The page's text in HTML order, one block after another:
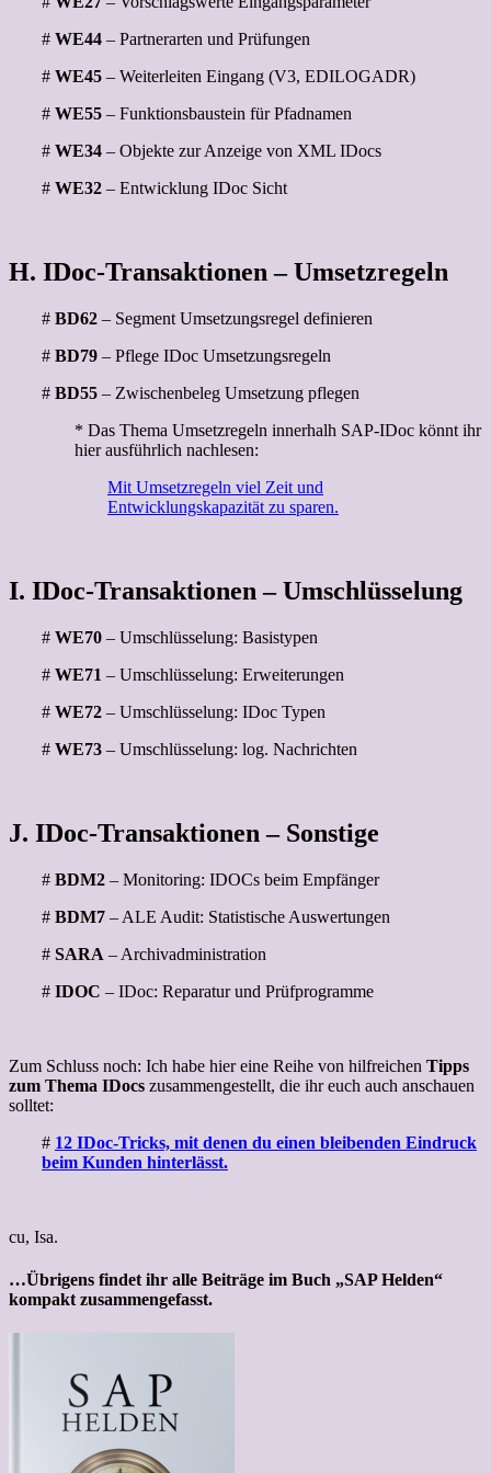
# WE44 – Partnerarten und Prüfungen
# WE45 – Weiterleiten Eingang (V3, EDILOGADR)
# WE55 – Funktionsbaustein für Pfadnamen
# WE34 – Objekte zur Anzeige von XML IDocs
# WE32 – Entwicklung IDoc Sicht
H. IDoc-Transaktionen – Umsetzregeln
# BD62 – Segment Umsetzungsregel definieren
# BD79 – Pflege IDoc Umsetzungsregeln
# BD55 – Zwischenbeleg Umsetzung pflegen
* Das Thema Umsetzregeln innerhalh SAP-IDoc könnt ihr
hier ausführlich nachlesen:
Mit Umsetzregeln viel Zeit und
Entwicklungskapazität zu sparen.
I. IDoc-Transaktionen – Umschlüsselung
# WE70 – Umschlüsselung: Basistypen
# WE71 – Umschlüsselung: Erweiterungen
# WE72 – Umschlüsselung: IDoc Typen
# WE73 – Umschlüsselung: log. Nachrichten
J. IDoc-Transaktionen – Sonstige
# BDM2 – Monitoring: IDOCs beim Empfänger
# BDM7 – ALE Audit: Statistische Auswertungen
# SARA – Archivadministration
# IDOC – IDoc: Reparatur und Prüfprogramme
Zum Schluss noch: Ich habe hier eine Reihe von hilfreichen Tipps
zum Thema IDocs zusammengestellt, die ihr euch auch anschauen
solltet:
# 12 IDoc-Tricks, mit denen du einen bleibenden Eindruck
beim Kunden hinterlässt.
cu, Isa.
…Übrigens findet ihr alle Beiträge im Buch „SAP Helden“
kompakt zusammengefasst.